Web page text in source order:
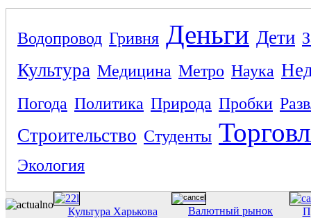
Водопровод Гривня Деньги Дети
Культура Медицина Метро Наука
Погода Политика Природа Пробки
Строительство Студенты
Экология
Культура Харькова Валютный рынок